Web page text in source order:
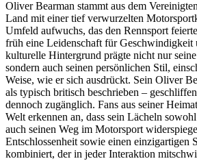
Oliver Bearman stammt aus dem
Land mit einer tief verwurzelten
Umfeld aufwuchs, das den Rennsport
früh eine Leidenschaft für Geschwindigkeit
kulturelle Hintergrund prägte nicht nur
sondern auch seinen persönlichen Stil,
Weise, wie er sich ausdrückt. Sein Oliver
als typisch britisch beschrieben –
dennoch zugänglich. Fans aus seiner
Welt erkennen an, dass sein Lächeln
auch seinen Weg im Motorsport
Entschlossenheit sowie einen einzigartigen
kombiniert, der in jeder Interaktion